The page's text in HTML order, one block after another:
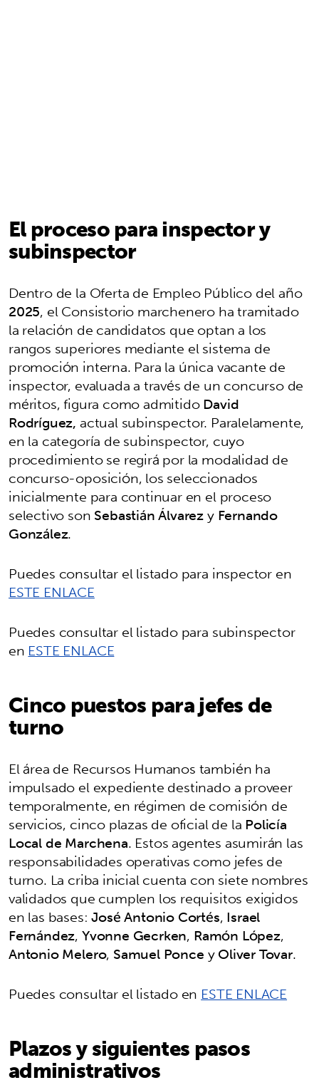
El proceso para inspector y
subinspector
Dentro de la Oferta de Empleo Público del año
2025, el Consistorio marchenero ha tramitado
la relación de candidatos que optan a los
rangos superiores mediante el sistema de
promoción interna. Para la única vacante de
inspector, evaluada a través de un concurso de
méritos, figura como admitidoDavid
Rodríguez,actual subinspector. Paralelamente,
en la categoría de subinspector, cuyo
procedimiento se regirá por la modalidad de
concurso-oposición, los seleccionados
inicialmente para continuar en el proceso
selectivo sonSebastián ÁlvarezyFernando
González.
Puedes consultar el listado para inspector en
ESTE ENLACE
Puedes consultar el listado para subinspector
enESTE ENLACE
Cinco puestos para jefes de
turno
El área de Recursos Humanos también ha
impulsado el expediente destinado a proveer
temporalmente, en régimen de comisión de
servicios, cinco plazas de oficial de laPolicía
Local de Marchena. Estos agentes asumirán las
responsabilidades operativas como jefes de
turno. La criba inicial cuenta con siete nombres
validados que cumplen los requisitos exigidos
en las bases:José Antonio Cortés,Israel
Fernández,Yvonne Gecrken, Ramón López,
Antonio Melero, Samuel PonceyOliver Tovar.
Puedes consultar el listado enESTE ENLACE
Plazos y siguientes pasos
administrativos